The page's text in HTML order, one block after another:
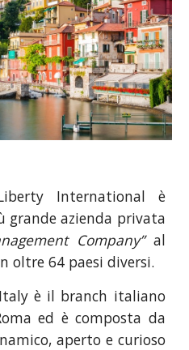
International è
grande azienda privata
Company” al
oltre 64 paesi diversi.
è il branch italiano
ed è composta da
aperto e curioso